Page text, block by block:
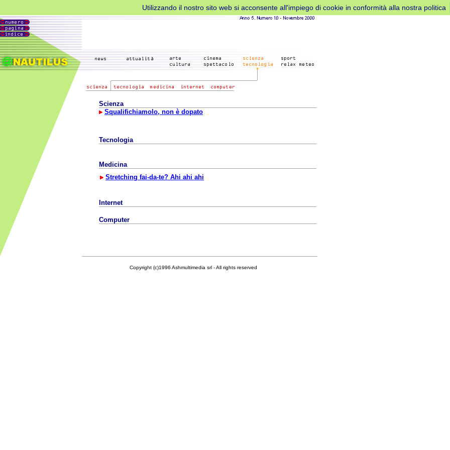
Utilizzando il nostro sito web si acconsente all'impiego di cookie in conformità alla nostra politica
Scienza
Squalifichiamolo, non è dopato
Tecnologia
Medicina
Stretching fai-da-te? Ahi ahi ahi
Internet
Computer
Copyright (c)1996 Ashmultimedia srl - All rights reserved